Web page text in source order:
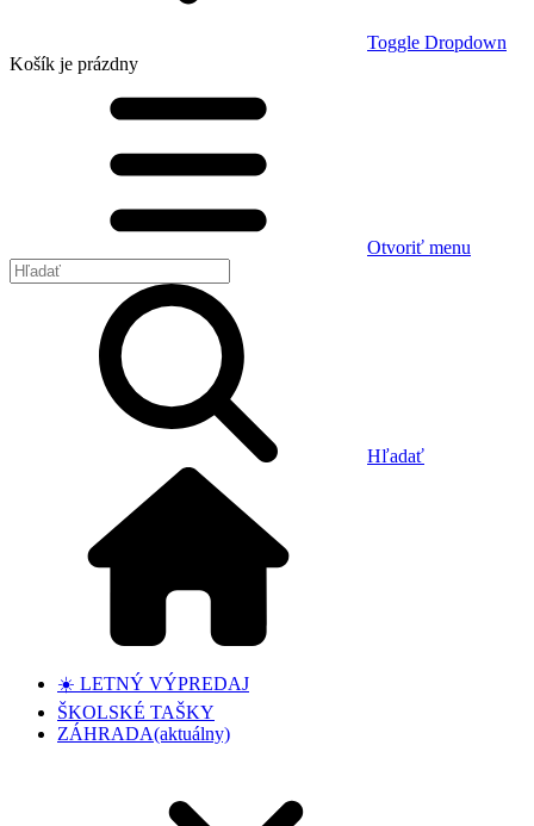
Toggle Dropdown
Košík je prázdny
Otvoriť menu
Hľadať
☀️ LETNÝ VÝPREDAJ
ŠKOLSKÉ TAŠKY
ZÁHRADA(aktuálny)